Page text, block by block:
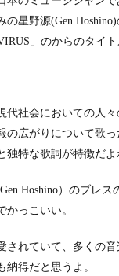
の星野源(Gen
」のからのタイト
代社会においての人
の広がりについて歌
独特な歌詞が特徴だよ
Hoshino）のブレス
かっこいい。
されていて、多くの
納得だと思うよ。